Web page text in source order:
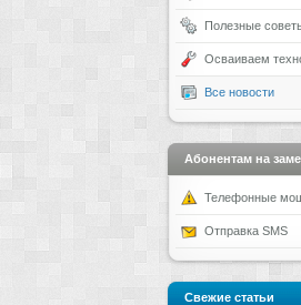
Полезные
Осваиваем
Все новости
Абонентам на
Телефонные
Отправка SMS
Свежие статьи